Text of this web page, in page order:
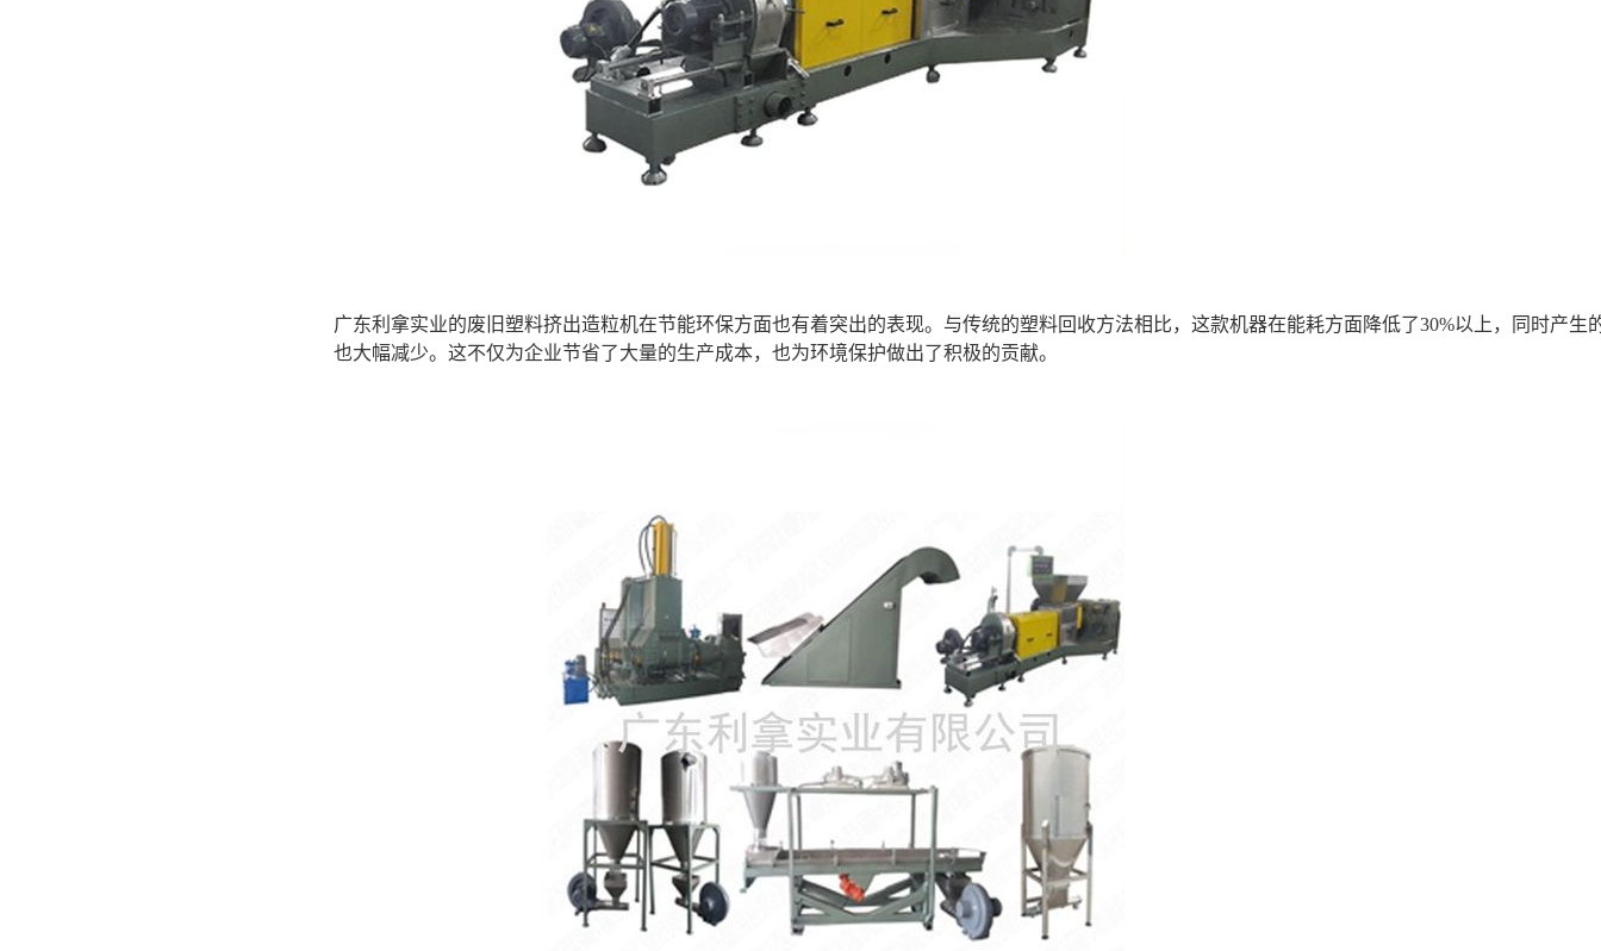
广东利拿实业的废旧塑料挤出造粒机在节能环保方面也有着突出的表现。与传统的塑料回收方法相比，这款机器在能耗方面降低了30%以上，同时产生
也大幅减少。这不仅为企业节省了大量的生产成本，也为环境保护做出了积极的贡献。